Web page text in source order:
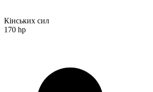
Кінських сил
170 hp